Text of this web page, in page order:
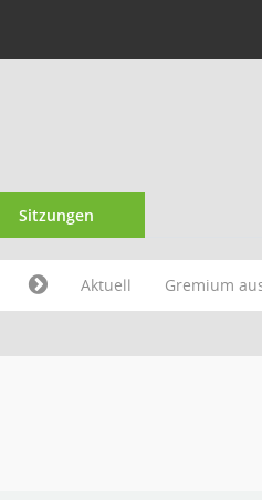
Sitzungen
Aktuell Gremium